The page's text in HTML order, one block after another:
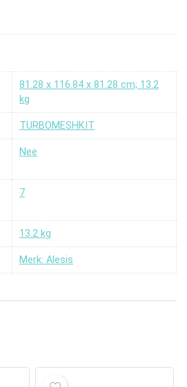
‎81.28 x 116.84 x 81.28 cm; 13.2
kg
‎TURBOMESHKIT
‎Nee
‎7
‎13.2 kg
Merk: Alesis